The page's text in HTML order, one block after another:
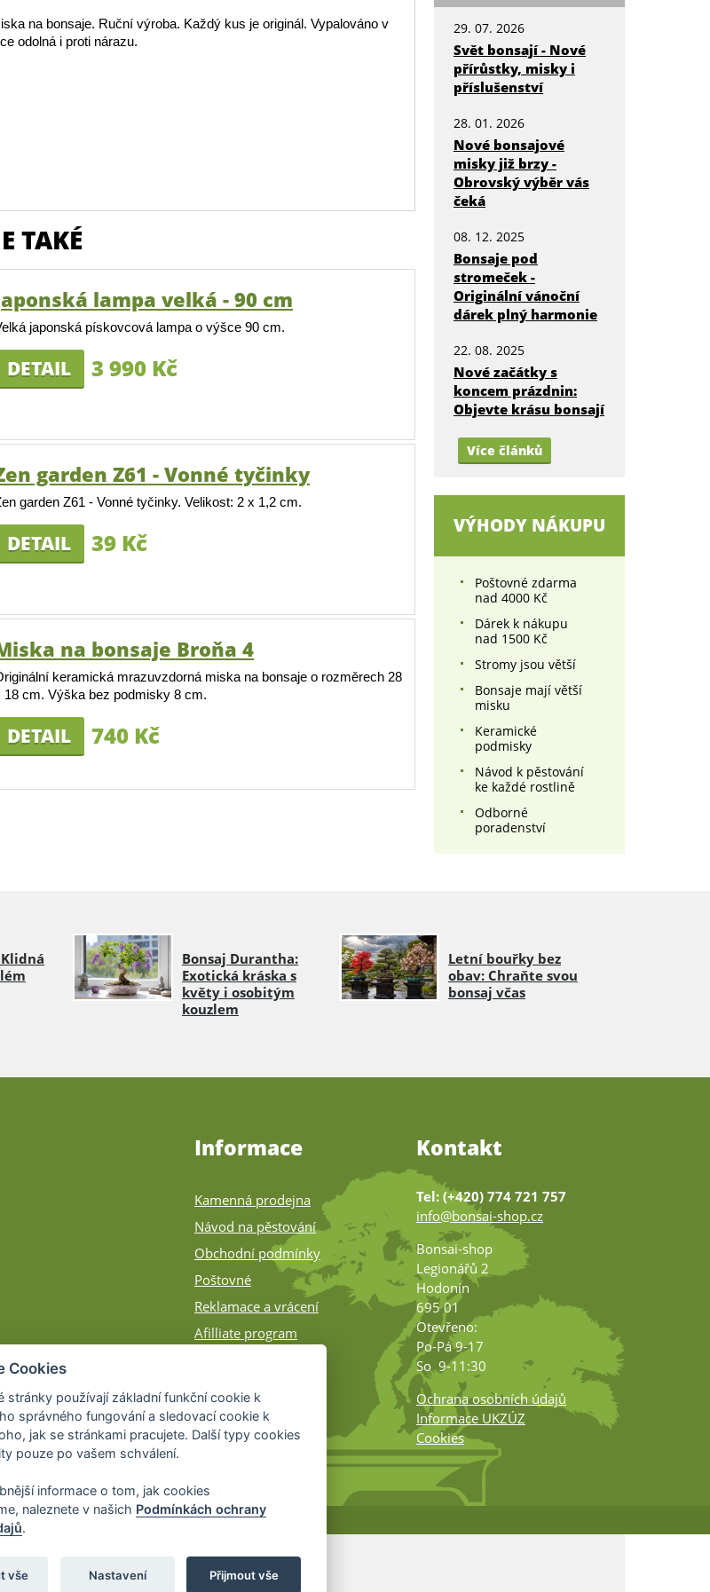
na bonsaje. Ruční výroba. Každý kus je originál. Vypalováno v
odolná i proti nárazu.
TAKÉ
lampa velká - 90 cm
japonská pískovcová lampa o výšce 90 cm.
DETAIL 3 990 Kč
garden Z61 - Vonné tyčinky
garden Z61 - Vonné tyčinky. Velikost: 2 x 1,2 cm.
DETAIL 39 Kč
na bonsaje Broňa 4
keramická mrazuvzdorná miska na bonsaje o rozměrech 28
18 cm. Výška bez podmisky 8 cm.
DETAIL 740 Kč
29. 07. 2026
Svět bonsají - Nové
přírůstky, misky i
příslušenství
28. 01. 2026
Nové bonsajové
misky již brzy -
Obrovský výběr vás
čeká
08. 12. 2025
Bonsaje pod
stromeček -
Originální vánoční
dárek plný harmonie
22. 08. 2025
Nové začátky s
koncem prázdnin:
Objevte krásu bonsají
Více článků
VÝHODY NÁKUPU
Poštovné zdarma
nad 4000 Kč
Dárek k nákupu
nad 1500 Kč
Stromy jsou větší
Bonsaje mají větší
misku
Keramické
podmisky
Návod k pěstování
ke každé rostlině
Odborné
poradenství
Bonsaj Durantha:
Exotická kráska s
květy i osobitým
kouzlem
Letní bouřky bez
obav: Chraňte svou
bonsaj včas
Informace
Kamenná prodejna
Návod na pěstování
Obchodní podmínky
Poštovné
Reklamace a vrácení
Afilliate program
Kontakt
Tel: (+420) 774 721 757
info@bonsai-shop.cz
Bonsai-shop
Legionářů 2
Hodonín
695 01
Otevřeno:
Po-Pá 9-17
So 9-11:30
Ochrana osobních údajů
Informace UKZÚZ
Cookies
© 2026 Bonsai-Shop.cz -
Partnerský program
Cookies
stránky používají základní funkční cookie k
správného fungování a sledovací cookie k
jak se stránkami pracujete. Další typy cookies
pouze po vašem schválení.
informace o tom, jak cookies
naleznete v našich Podmínkách ochrany
.
vše Nastavení Přijmout vše